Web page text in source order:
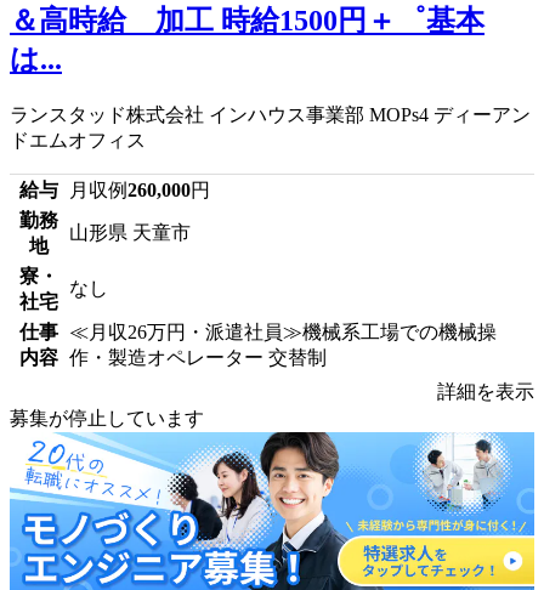
＆高時給 加工 時給1500円＋゜基本
は...
ランスタッド株式会社 インハウス事業部 MOPs4 ディーアン
ドエムオフィス
給与 月収例260,000円
勤務
地
山形県 天童市
寮・
社宅
なし
仕事
内容
≪月収26万円・派遣社員≫機械系工場での機械操
作・製造オペレーター 交替制
詳細を表示
募集が停止しています